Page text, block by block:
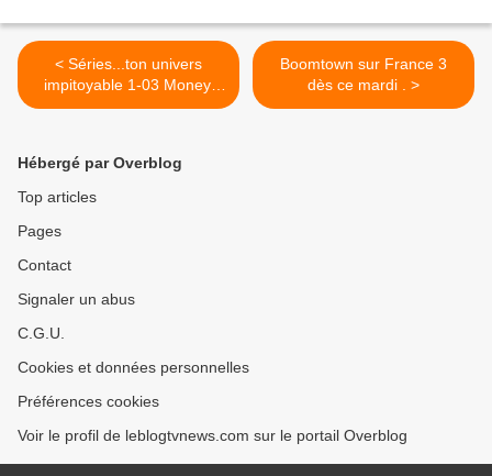
< Séries...ton univers
impitoyable 1-03 Money,
money, money.
Boomtown sur France 3
dès ce mardi . >
Hébergé par Overblog
Top articles
Pages
Contact
Signaler un abus
C.G.U.
Cookies et données personnelles
Préférences cookies
Voir le profil de leblogtvnews.com sur le portail Overblog